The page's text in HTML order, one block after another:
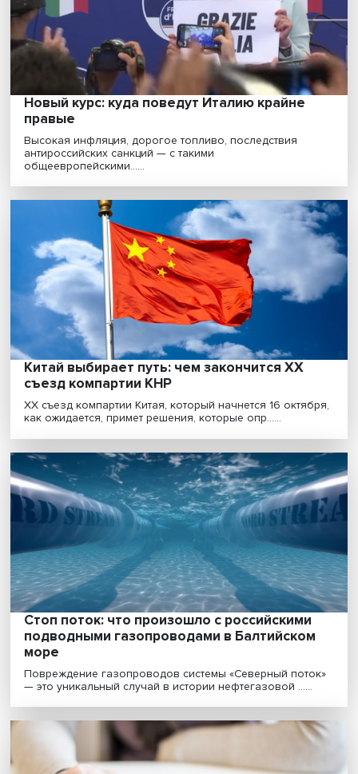
Близость Дальнего Востока к мощнейшим рынкам
Азиатско-Тихоокеанского региона — это конкурен......
Несовместимые альтернативы: ученые
Вышки — об амбивалентности власти в
экономике XXI века
Амбивалентность и сочетание противоречивых
принципов ярко проявляется в действиях власти, ее
отде......
Цифровая независимость: как развивать
платформы и IT-индустрию в период
Новые экономические условия и санкционные
ограничения, с которыми столкнулась российская
экономик......